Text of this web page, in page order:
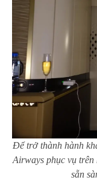
Để trở thành hành
Airways phục vụ
sẵn